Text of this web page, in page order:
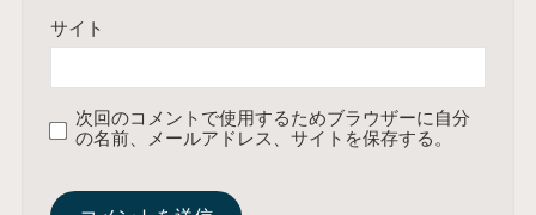
サイト
次回のコメントで使用するためブラウザーに自分
の名前、メールアドレス、サイトを保存する。